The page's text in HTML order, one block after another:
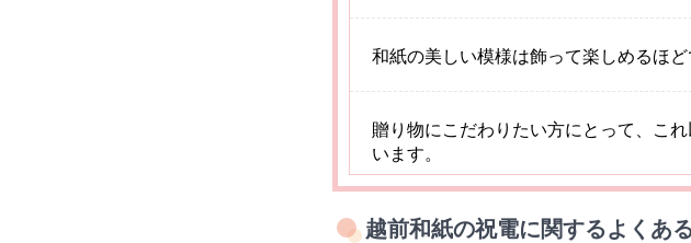
和紙の美しい模様は飾って楽しめるほ
贈り物にこだわりたい方にとって、こ
います。
越前和紙の祝電に関するよくあ